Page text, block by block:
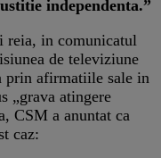
independenta.”
reia, in comunicatul
de televiziune
prin afirmatiile sale in
„grava atingere
CSM a anuntat ca
caz: